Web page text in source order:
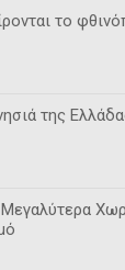
το
της